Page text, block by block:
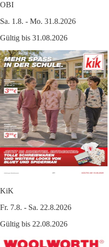
OBI
Sa. 1.8. - Mo. 31.8.2026
Gültig bis 31.08.2026
KiK
Fr. 7.8. - Sa. 22.8.2026
Gültig bis 22.08.2026